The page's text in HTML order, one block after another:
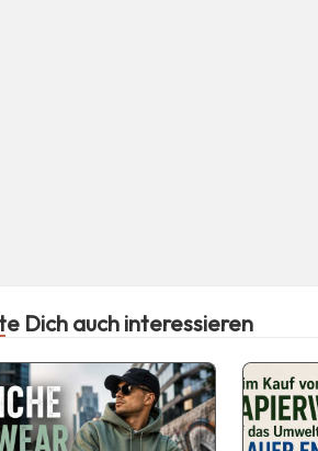
Dich auch interessieren